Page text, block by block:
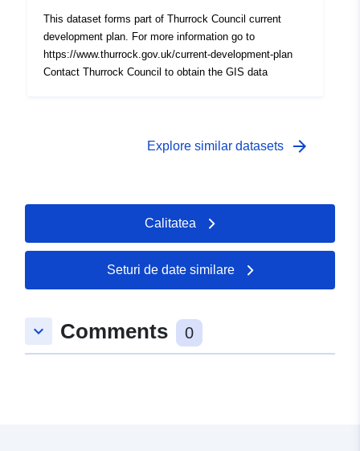
This dataset forms part of Thurrock Council current
development plan. For more information go to
https://www.thurrock.gov.uk/current-development-plan
Contact Thurrock Council to obtain the GIS data
Explore similar datasets arrow_forward
Calitatea
Seturi de date similare
keyboard_arrow_down Comments 0